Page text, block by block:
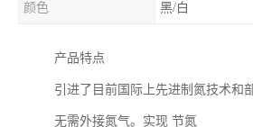
颜色 黑/白
产品特点
引进了目前国际上先进制氮技术和
无需外接氮气。实现 节氮